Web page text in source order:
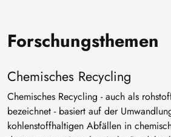
Forschungsthemen
Chemisches Recycling
Chemisches Recycling - auch als
bezeichnet - basiert auf der
kohlenstoffhaltigen Abfällen in